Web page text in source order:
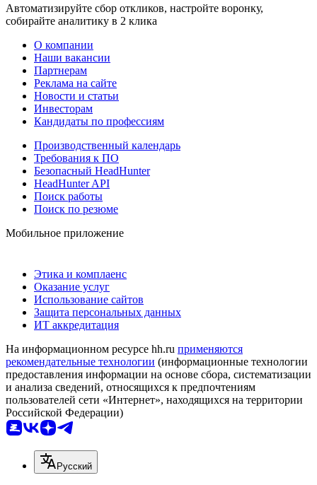
Автоматизируйте сбор откликов, настройте воронку,
собирайте аналитику в 2 клика
О компании
Наши вакансии
Партнерам
Реклама на сайте
Новости и статьи
Инвесторам
Кандидаты по профессиям
Производственный календарь
Требования к ПО
Безопасный HeadHunter
HeadHunter API
Поиск работы
Поиск по резюме
Мобильное приложение
Этика и комплаенс
Оказание услуг
Использование сайтов
Защита персональных данных
ИТ аккредитация
На информационном ресурсе hh.ru применяются
рекомендательные технологии (информационные технологии
предоставления информации на основе сбора, систематизации
и анализа сведений, относящихся к предпочтениям
пользователей сети «Интернет», находящихся на территории
Российской Федерации)
Русский